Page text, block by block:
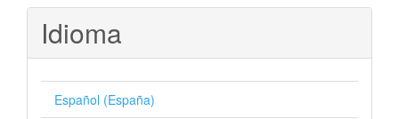
Idioma
Español (España)